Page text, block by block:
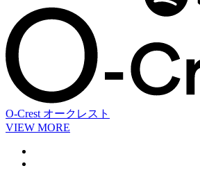
O-Crest オークレスト
VIEW MORE